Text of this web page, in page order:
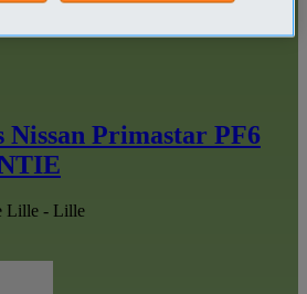
Nissan Primastar PF6
Lille - Lille